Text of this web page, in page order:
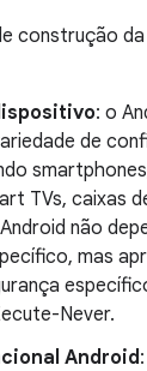
construção
: o
de
TVs, caixas
não
mas
Never.
Android